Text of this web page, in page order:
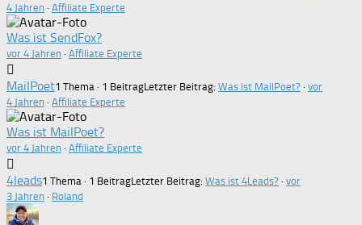
4 Jahren · Affiliate Experte
Was ist SendFox?
vor 4 Jahren · Affiliate Experte
MailPoet1 Thema · 1 BeitragLetzter Beitrag: Was ist MailPoet? · vor
4 Jahren · Affiliate Experte
Was ist MailPoet?
vor 4 Jahren · Affiliate Experte
4leads1 Thema · 1 BeitragLetzter Beitrag: Was ist 4Leads? · vor
3 Jahren · Roland